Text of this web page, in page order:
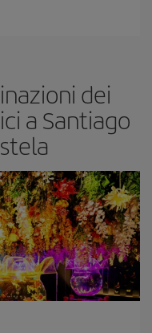
dei
a Santiago